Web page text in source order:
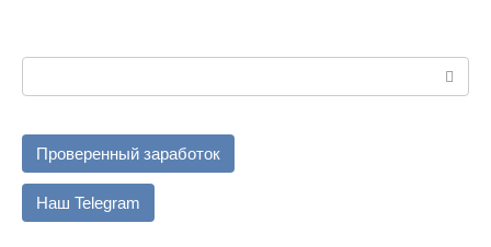
Проверенный заработок
Наш Telegram